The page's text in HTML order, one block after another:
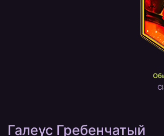
Галеус Гребенчатый